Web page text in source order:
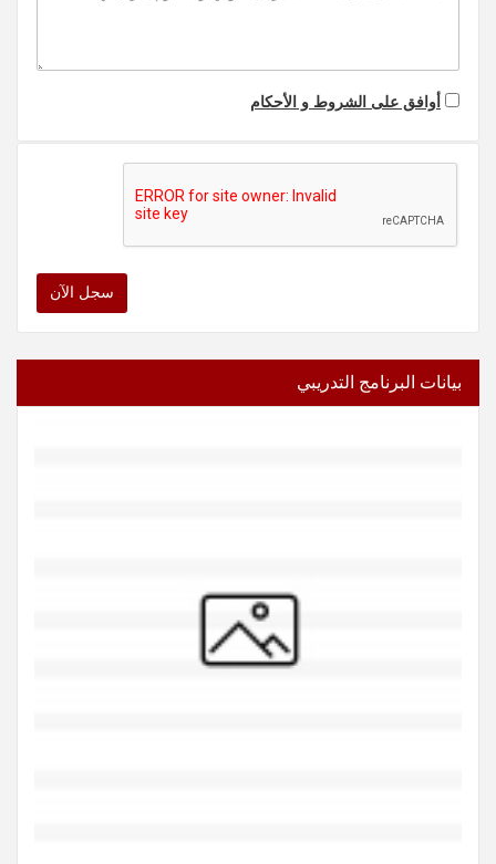
أوافق على الشروط و الأحكام
سجل الآن
بيانات البرنامج التدريبي